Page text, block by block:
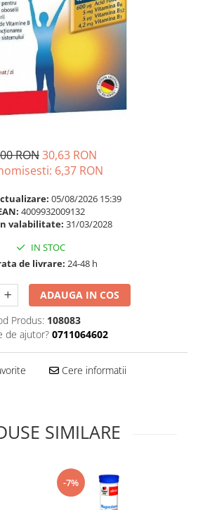
RON30,63 RON
6,37 RON
05/08/2026 15:39
4009932009132
valabilitate: 31/03/2028
IN STOC
de livrare: 24-48 h
ADAUGA IN COS
Produs: 108083
de ajutor? 0711064602
Cere informatii
SIMILARE
-7%